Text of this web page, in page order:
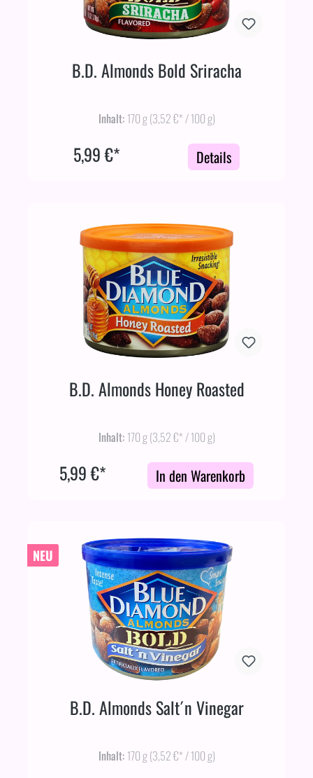
B.D. Almonds Bold Sriracha
Inhalt: 170 g(3,52 €* / 100 g)
5,99 €* Details
B.D. Almonds Honey Roasted
Inhalt: 170 g(3,52 €* / 100 g)
5,99 €* In den Warenkorb
NEU
B.D. Almonds Salt´n Vinegar
Inhalt: 170 g(3,52 €* / 100 g)